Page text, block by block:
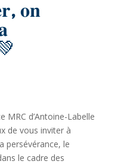
𝐨𝐧
MRC d’Antoine-Labelle
de vous inviter à
persévérance, le
le cadre des